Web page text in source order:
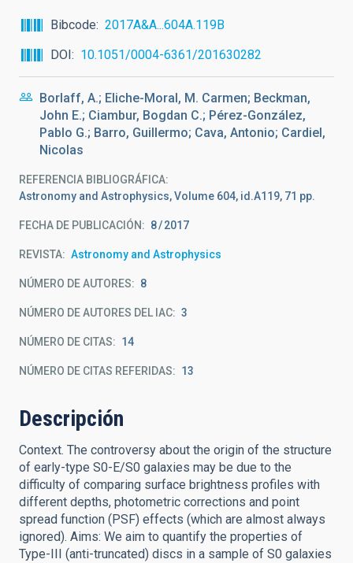
Bibcode
2017A&A...604A.119B
DOI
10.1051/0004-6361/201630282
Borlaff, A.; Eliche-Moral, M. Carmen; Beckman,
John E.; Ciambur, Bogdan C.; Pérez-González,
Pablo G.; Barro, Guillermo; Cava, Antonio; Cardiel,
Nicolas
REFERENCIA BIBLIOGRÁFICA
Astronomy and Astrophysics, Volume 604, id.A119, 71 pp.
FECHA DE PUBLICACIÓN: 8 2017
REVISTA Astronomy and Astrophysics
NÚMERO DE AUTORES 8
NÚMERO DE AUTORES DEL IAC 3
NÚMERO DE CITAS 14
NÚMERO DE CITAS REFERIDAS 13
Descripción
Context. The controversy about the origin of the structure
of early-type S0-E/S0 galaxies may be due to the
difficulty of comparing surface brightness profiles with
different depths, photometric corrections and point
spread function (PSF) effects (which are almost always
ignored). Aims: We aim to quantify the properties of
Type-III (anti-truncated) discs in a sample of S0 galaxies